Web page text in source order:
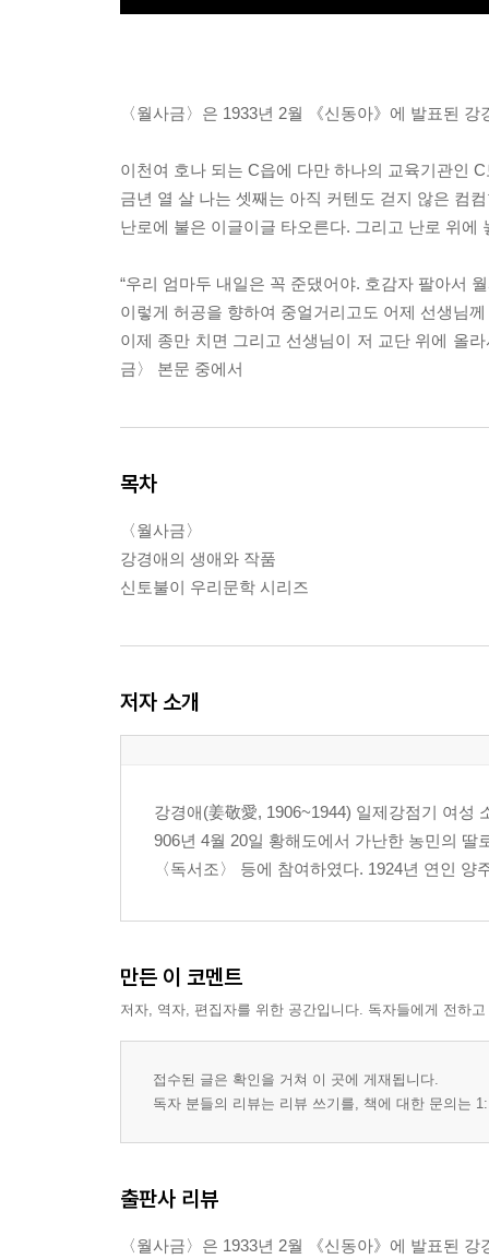
〈월사금〉은 1933년 2월 《신동아》에 발표된
이천여 호나 되는 C읍에 다만 하나의 교육기관인
금년 열 살 나는 셋째는 아직 커텐도 걷지 않은 컴
난로에 불은 이글이글 타오른다. 그리고 난로 위
“우리 엄마두 내일은 꼭 준댔어야. 호감자 팔아서
이렇게 허공을 향하여 중얼거리고도 어제 선생님
이제 종만 치면 그리고 선생님이 저 교단 위에 올
금〉 본문 중에서
목차
〈월사금〉
강경애의 생애와 작품
신토불이 우리문학 시리즈
저자 소개
강경애(姜敬愛, 1906~1944) 일제강점기 여성
906년 4월 20일 황해도에서 가난한 농민의
〈독서조〉 등에 참여하였다. 1924년 연인
만든 이 코멘트
저자, 역자, 편집자를 위한 공간입니다. 독자들에게 전하
접수된 글은 확인을 거쳐 이 곳에 게재됩니다.
독자 분들의 리뷰는 리뷰 쓰기를, 책에 대한 문의는
출판사 리뷰
〈월사금〉은 1933년 2월 《신동아》에 발표된